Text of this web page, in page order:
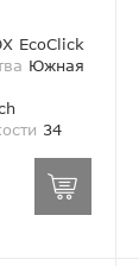
EcoClick
Южная
34